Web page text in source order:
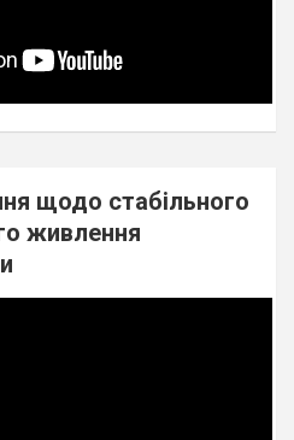
щодо стабільного
живлення